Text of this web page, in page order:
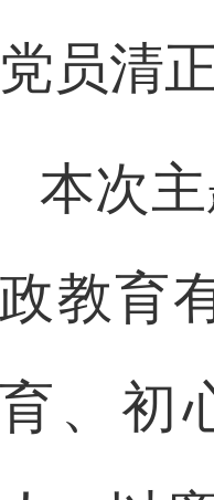
党员清
本次
政教育
育、初